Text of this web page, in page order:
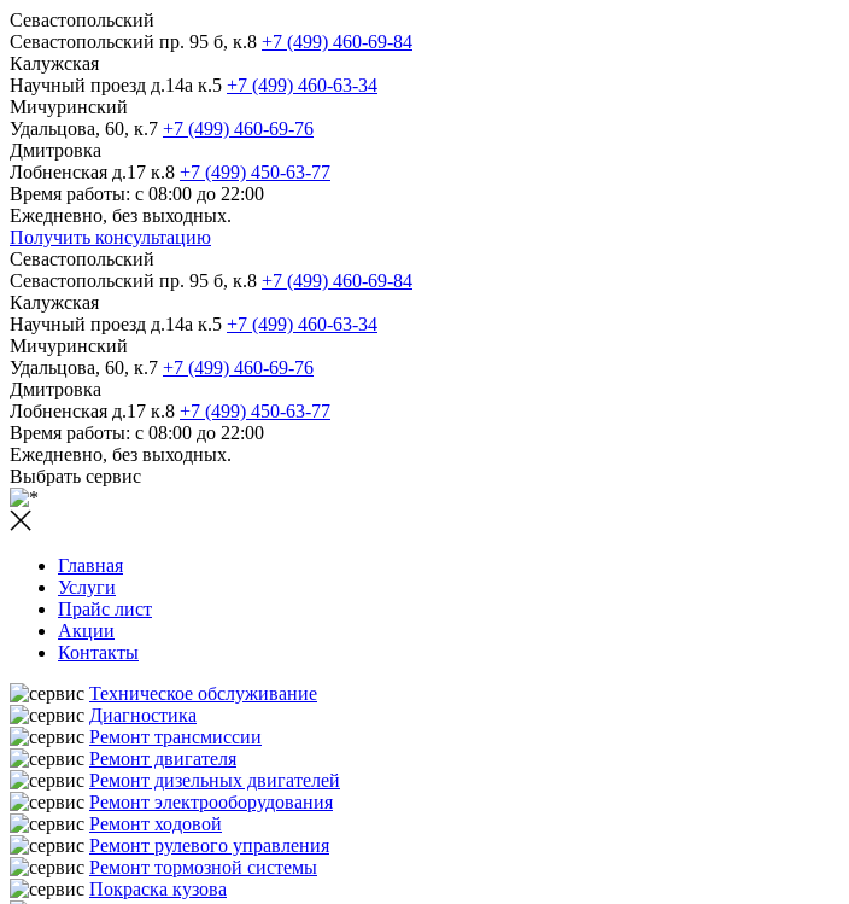
Севастопольский
Севастопольский пр. 95 б, к.8 +7 (499) 460-69-84
Калужская
Научный проезд д.14а к.5 +7 (499) 460-63-34
Мичуринский
Удальцова, 60, к.7 +7 (499) 460-69-76
Дмитровка
Лобненская д.17 к.8 +7 (499) 450-63-77
Время работы: с 08:00 до 22:00
Ежедневно, без выходных.
Получить консультацию
Севастопольский
Севастопольский пр. 95 б, к.8 +7 (499) 460-69-84
Калужская
Научный проезд д.14а к.5 +7 (499) 460-63-34
Мичуринский
Удальцова, 60, к.7 +7 (499) 460-69-76
Дмитровка
Лобненская д.17 к.8 +7 (499) 450-63-77
Время работы: с 08:00 до 22:00
Ежедневно, без выходных.
Выбрать сервис
Главная
Услуги
Прайс лист
Акции
Контакты
Техническое обслуживание
Диагностика
Ремонт трансмиссии
Ремонт двигателя
Ремонт дизельных двигателей
Ремонт электрооборудования
Ремонт ходовой
Ремонт рулевого управления
Ремонт тормозной системы
Покраска кузова